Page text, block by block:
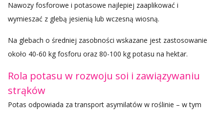
Nawozy fosforowe i potasowe najlepiej zaaplikować i
wymieszać z glebą jesienią lub wczesną wiosną.
Na glebach o średniej zasobności wskazane jest zastosowanie
około 40-60 kg fosforu oraz 80-100 kg potasu na hektar.
Rola potasu w rozwoju soi i zawiązywaniu
strąków
Potas odpowiada za transport asymilatów w roślinie – w tym